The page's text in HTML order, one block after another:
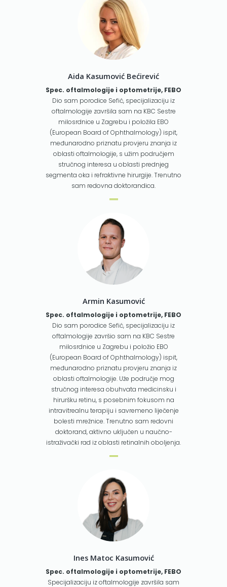
Aida Kasumović Bećirević
Spec. oftalmologije i optometrije, FEBO
Dio sam porodice Sefić, specijalizaciju iz
oftalmologije završila sam na KBC Sestre
milosrdnice u Zagrebu i položila EBO
(European Board of Ophthalmology) ispit,
međunarodno priznatu provjeru znanja iz
oblasti oftalmologije, s užim područjem
stručnog interesa u oblasti prednjeg
segmenta oka i refraktivne hirurgije. Trenutno
sam redovna doktorandica.
Armin Kasumović
Spec. oftalmologije i optometrije, FEBO
Dio sam porodice Sefić, specijalizaciju iz
oftalmologije završio sam na KBC Sestre
milosrdnice u Zagrebu i položio EBO
(European Board of Ophthalmology) ispit,
međunarodno priznatu provjeru znanja iz
oblasti oftalmologije. Uže područje mog
stručnog interesa obuhvata medicinsku i
hiruršku retinu, s posebnim fokusom na
intravitrealnu terapiju i savremeno liječenje
bolesti mrežnice. Trenutno sam redovni
doktorand, aktivno uključen u naučno-
istraživački rad iz oblasti retinalnih oboljenja.
Ines Matoc Kasumović
Spec. oftalmologije i optometrije, FEBO
Specijalizaciju iz oftalmologije završila sam